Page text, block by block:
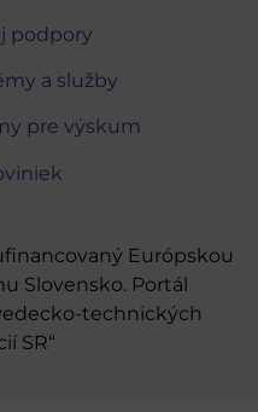
podpory
a služby
pre výskum
Európskou
Slovensko. Portál
technických
SR“